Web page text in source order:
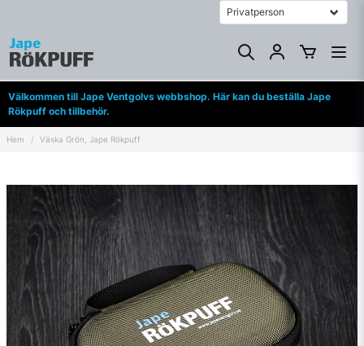
Välkommen till Jape Ventgolvs webbshop. Här kan du beställa Jape
Rökpuff och tillbehör.
Hem Väska Grön, Jape Rökpuff